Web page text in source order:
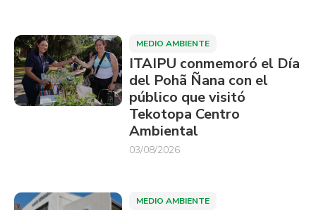
MEDIO AMBIENTE
ITAIPU conmemoró el Día
del Pohã Ñana con el
público que visitó
Tekotopa Centro
Ambiental
03/08/2026
MEDIO AMBIENTE